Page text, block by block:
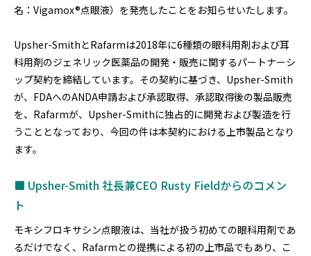
名：Vigamox®点眼液）を発売したことをお知らせいたします。
Upsher-SmithとRafarmは2018年に6種類の眼科用剤および耳
科用剤のジェネリック医薬品の開発・販売に関するパートナーシ
ップ契約を締結しています。その契約に基づき、Upsher-Smith
が、FDAへのANDA申請および承認取得、承認取得後の製品販売
を、Rafarmが、Upsher-Smithに独占的に開発および製造を行
うこととなっており、今回の件は本契約における上市製品となり
ます。
■ Upsher-Smith 社長兼CEO Rusty Fieldからのコメン
ト
モキシフロキサシン点眼液は、当社が扱う初めての眼科用剤であ
るだけでなく、Rafarmとの提携による初の上市品でもあり、こ